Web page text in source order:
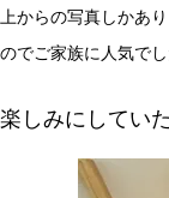
上からの写真しかあ
のでご家族に人気で
楽しみにしてい